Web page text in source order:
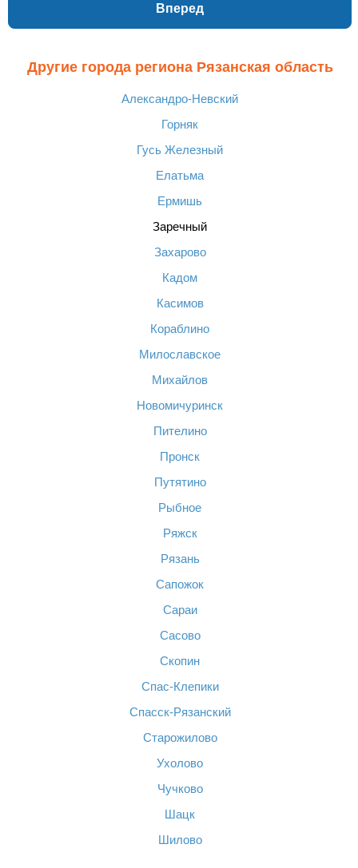
Вперед
Другие города региона Рязанская область
Александро-Невский
Горняк
Гусь Железный
Елатьма
Ермишь
Заречный
Захарово
Кадом
Касимов
Кораблино
Милославское
Михайлов
Новомичуринск
Пителино
Пронск
Путятино
Рыбное
Ряжск
Рязань
Сапожок
Сараи
Сасово
Скопин
Спас-Клепики
Спасск-Рязанский
Старожилово
Ухолово
Чучково
Шацк
Шилово